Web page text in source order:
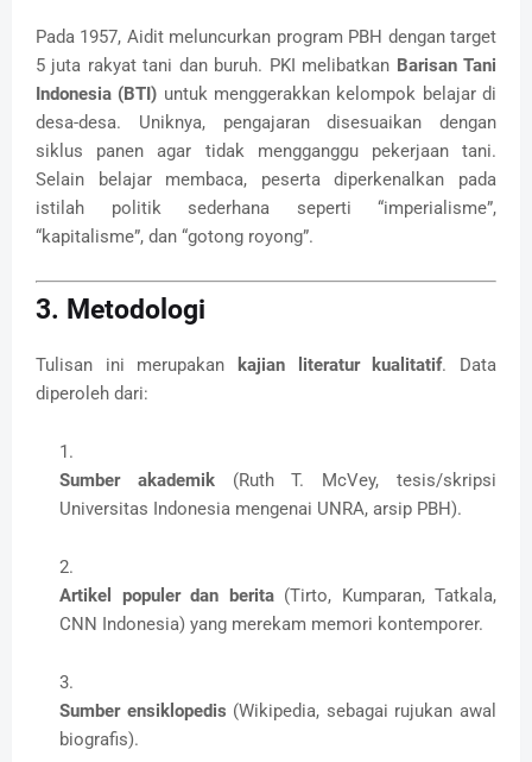
Pada 1957, Aidit meluncurkan program PBH dengan target
5 juta rakyat tani dan buruh. PKI melibatkan Barisan Tani
Indonesia (BTI) untuk menggerakkan kelompok belajar di
desa-desa. Uniknya, pengajaran disesuaikan dengan
siklus panen agar tidak mengganggu pekerjaan tani.
Selain belajar membaca, peserta diperkenalkan pada
istilah politik sederhana seperti “imperialisme”,
“kapitalisme”, dan “gotong royong”.
3. Metodologi
Tulisan ini merupakan kajian literatur kualitatif. Data
diperoleh dari:
Sumber akademik(Ruth T. McVey, tesis/skripsi
Universitas Indonesia mengenai UNRA, arsip PBH).
Artikel populer dan berita(Tirto, Kumparan, Tatkala,
CNN Indonesia) yang merekam memori kontemporer.
Sumber ensiklopedis (Wikipedia, sebagai rujukan awal
biografis).